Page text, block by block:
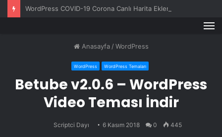
WordPress COVID-19 Corona Canlı Harita Eklentisi v1.0.3
Anasayfa / WordPress
WordPress WordPress Temaları
Betube v2.0.6 – WordPress
Video Teması İndir
Scriptci Dayı 6 Kasım 2018 0 445